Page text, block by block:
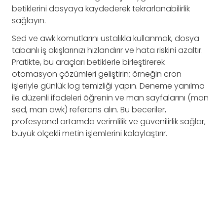
betiklerini dosyaya kaydederek tekrarlanabilirlik
sağlayın.
Sed ve awk komutlarını ustalıkla kullanmak, dosya
tabanlı iş akışlarınızı hızlandırır ve hata riskini azaltır.
Pratikte, bu araçları betiklerle birleştirerek
otomasyon çözümleri geliştirin; örneğin cron
işleriyle günlük log temizliği yapın. Deneme yanılma
ile düzenli ifadeleri öğrenin ve man sayfalarını (man
sed, man awk) referans alın. Bu beceriler,
profesyonel ortamda verimlilik ve güvenilirlik sağlar,
büyük ölçekli metin işlemlerini kolaylaştırır.